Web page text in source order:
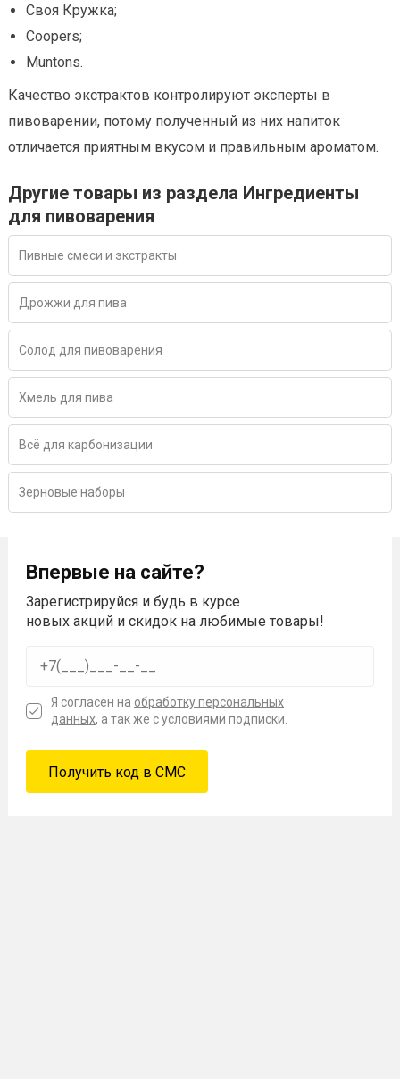
Своя Кружка;
Coopers;
Muntons.
Качество экстрактов контролируют эксперты в
пивоварении, потому полученный из них напиток
отличается приятным вкусом и правильным ароматом.
Другие товары из раздела Ингредиенты
для пивоварения
Пивные смеси и экстракты
Дрожжи для пива
Солод для пивоварения
Хмель для пива
Всё для карбонизации
Зерновые наборы
Впервые на сайте?
Зарегистрируйся и будь в курсе
новых акций и скидок на любимые товары!
Я согласен на обработку персональных
данных, а так же с условиями подписки.